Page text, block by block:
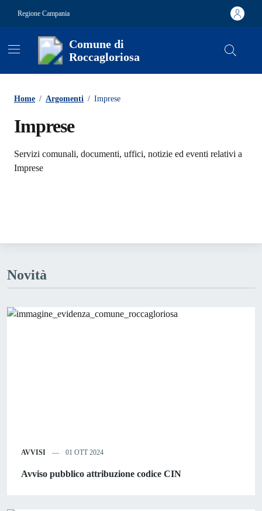
Regione Campania
Comune di
Roccagloriosa
Home / Argomenti / Imprese
Imprese
Dettagli dell'argomento
Servizi comunali, documenti, uffici, notizie ed eventi relativi a
Imprese
Novità
AVVISI 01 OTT 2024
Avviso pubblico attribuzione codice CIN